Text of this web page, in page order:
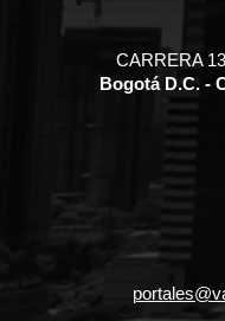
CARRERA
Bogotá D.C. -